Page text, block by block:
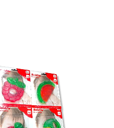
DE
AGUA
XIBEI-
-
REF
ZR-
1200-
CH-
79
cantidad